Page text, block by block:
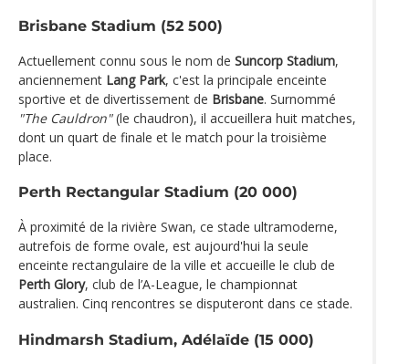
Brisbane Stadium (52 500)
Actuellement connu sous le nom de Suncorp Stadium,
anciennement Lang Park, c'est la principale enceinte
sportive et de divertissement de Brisbane. Surnommé
"The Cauldron"(le chaudron), il accueillera huit matches,
dont un quart de finale et le match pour la troisième
place.
Perth Rectangular Stadium (20 000)
À proximité de la rivière Swan, ce stade ultramoderne,
autrefois de forme ovale, est aujourd'hui la seule
enceinte rectangulaire de la ville et accueille le club de
Perth Glory, club de l’A-League, le championnat
australien. Cinq rencontres se disputeront dans ce stade.
Hindmarsh Stadium, Adélaïde (15 000)